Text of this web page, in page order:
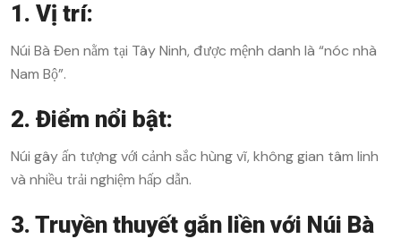
1. Vị trí:
Núi Bà Đen nằm tại Tây Ninh, được mệnh danh là “nóc nhà
Nam Bộ”.
2. Điểm nổi bật:
Núi gây ấn tượng với cảnh sắc hùng vĩ, không gian tâm linh
và nhiều trải nghiệm hấp dẫn.
3. Truyền thuyết gắn liền với Núi Bà